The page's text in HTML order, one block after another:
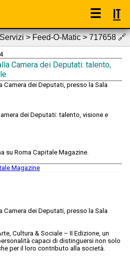
☰ IT
Servizi > Feed-O-Matic > 717658🔗
Camera dei Deputati: talento,
dei Deputati, presso la Sala
dei Deputati: talento, visione e
su Roma Capitale Magazine.
Magazine
dei Deputati, presso la Sala
Cultura & Sociale – II Edizione, un
capaci di distinguersi non solo
per il loro contributo alla società.